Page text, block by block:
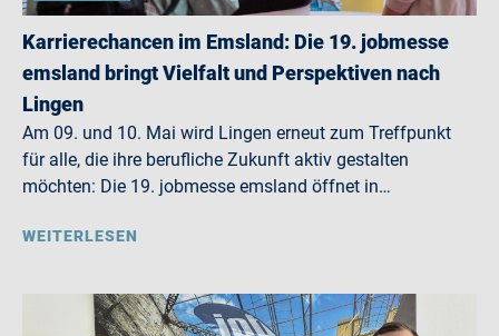
Karrierechancen im Emsland: Die 19. jobmesse
emsland bringt Vielfalt und Perspektiven nach
Lingen
Am 09. und 10. Mai wird Lingen erneut zum Treffpunkt
für alle, die ihre berufliche Zukunft aktiv gestalten
möchten: Die 19. jobmesse emsland öffnet in…
WEITERLESEN